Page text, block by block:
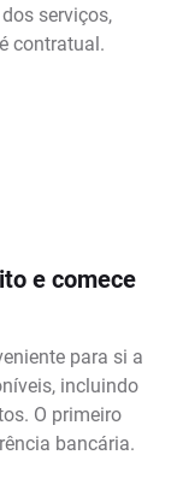
serviços,
contratual.
e comece
para si a
incluindo
O primeiro
bancária.